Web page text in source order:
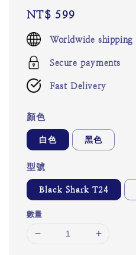
Regular
price
NT$ 599
Worldwide shipping
Secure payments
Fast Delivery
顏色
白色 黑色
型號
Black Shark T24
數量